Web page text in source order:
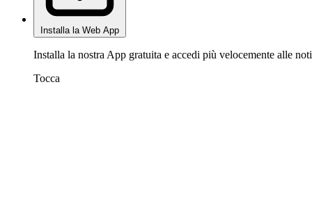
Installa la Web App
Installa la nostra App gratuita e accedi più velocemente alle
Tocca